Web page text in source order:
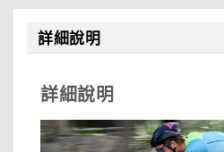
詳細說明
詳細說明